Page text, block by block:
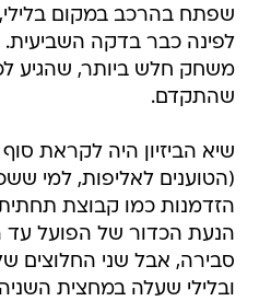
שפתח בהרכב במקום
לפינה כבר בדקה השביעית.
משחק חלש ביותר, שהגיע
שהתקדם.
שיא הביזיון היה לקראת
(הטוענים לאליפות, למי
הזדמנות כמו קבוצת
הנעת הכדור של הפועל עד
סבירה, אבל שני החלוצים
ובלילי שעלה במחצית